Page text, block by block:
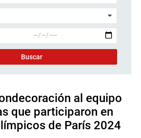
al equipo
que participaron en
de París 2024